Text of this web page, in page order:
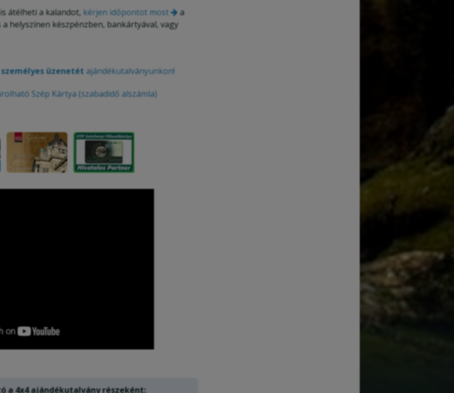
átélheti a kalandot, kérjen időpontot most
a
helyszínen készpénzben, bankártyával, vagy
üzenetét ajándékutalványunkon!
Szép Kártya (szabadidő alszámla)
a4x4 ajándékutalványrészeként: